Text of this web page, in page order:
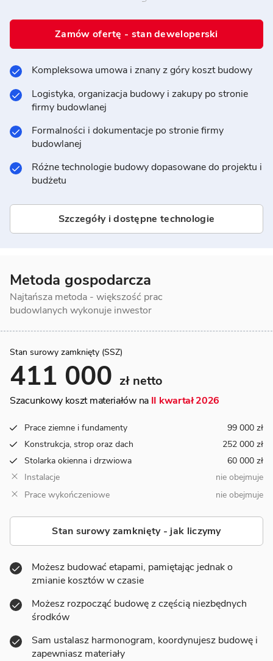
Metoda gospodarcza
Najtańsza metoda - większość prac
budowlanych wykonuje inwestor
Stan surowy zamknięty (SSZ)
411 000 zł netto
Szacunkowy koszt materiałów na II kwartał 2026
Prace ziemne i fundamenty
99 000 zł
Konstrukcja, strop oraz dach
252 000 zł
Stolarka okienna i drzwiowa
60 000 zł
Instalacje
nie obejmuje
Prace wykończeniowe
nie obejmuje
Stan surowy zamknięty - jak liczymy
Możesz budować etapami, pamiętając jednak o
zmianie kosztów w czasie
Możesz rozpocząć budowę z częścią niezbędnych
środków
Sam ustalasz harmonogram, koordynujesz budowę i
zapewniasz materiały
Zamów ofertę - stan deweloperski
Kompleksowa umowa i znany z góry koszt budowy
Logistyka, organizacja budowy i zakupy po stronie
firmy budowlanej
Formalności i dokumentacje po stronie firmy
budowlanej
Różne technologie budowy dopasowane do projektu i
budżetu
Szczegóły i dostępne technologie